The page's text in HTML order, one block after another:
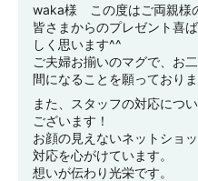
waka様 この度はご両親様
皆さまからのプレゼント喜
しく思います^^
ご夫婦お揃いのマグで、お
間になることを願っておりま
また、スタッフの対応につ
ございます！
お顔の見えないネットショ
対応を心がけています。
想いが伝わり光栄です。